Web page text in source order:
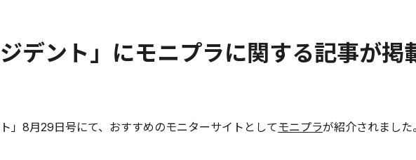
デント」にモニプラに関する記事が掲
」8月29日号にて、おすすめのモニターサイトとして モニプラが紹介されました。